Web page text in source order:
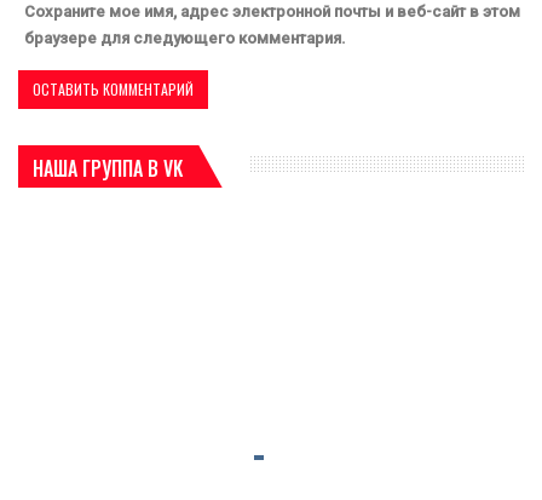
Сохраните мое имя, адрес электронной почты и веб-сайт в этом
браузере для следующего комментария.
НАША ГРУППА В VK